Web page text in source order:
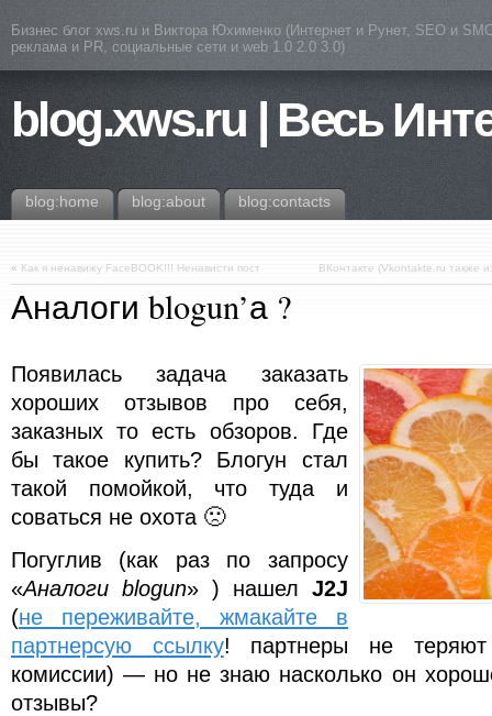
Бизнес блог xws.ru и Виктора Юхименко (Интернет и Рунет, SEO и
реклама и PR, социальные сети и web 1.0 2.0 3.0)
blog.xws.ru | Весь
blog:home blog:about blog:contacts
« Как я ненавижу FaceBOOK!!! Ненависти пост ВКонтакте (Vkontakte.ru также
Аналоги blogun’а ?
Появилась задача заказать
хороших отзывов про себя,
заказных то есть обзоров. Где
бы такое купить? Блогун стал
такой помойкой, что туда и
соваться не охота 🙁
Погуглив (как раз по запросу
«Аналоги blogun» ) нашел J2J
(не переживайте, жмакайте в
партнерсую ссылку! партнеры не теряют
комиссии) — но не знаю насколько он
отзывы?